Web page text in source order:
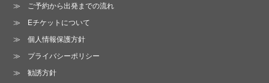
ご予約から出発までの流れ
Eチケットについて
個人情報保護方針
プライバシーポリシー
勧誘方針